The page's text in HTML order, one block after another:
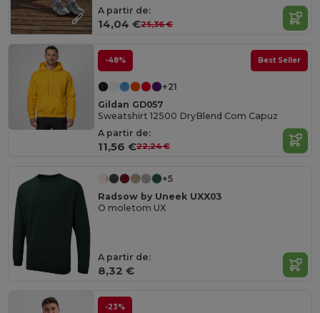
A partir de:
14,04 €25,36 €
-48% Best Seller
+21
Gildan GD057
Sweatshirt 12500 DryBlend Com Capuz
A partir de:
11,56 €22,24 €
+5
Radsow by Uneek UXX03
O moletom UX
A partir de:
8,32 €
-23%